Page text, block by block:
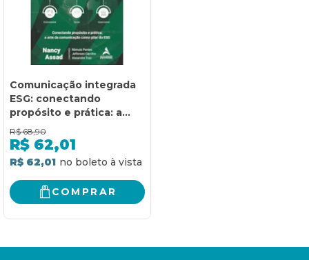
Comunicação integrada
ESG: conectando
propósito e prática: a
arte da comunicação
como pilar do ESG
R$ 68,90
R$ 62,01
R$ 62,01
COMPRAR